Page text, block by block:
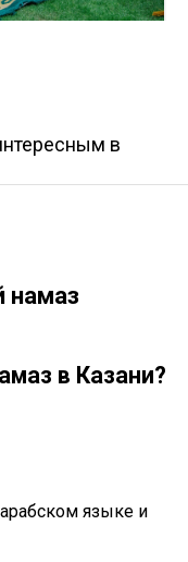
в
намаз
в Казани?
арабском языке и